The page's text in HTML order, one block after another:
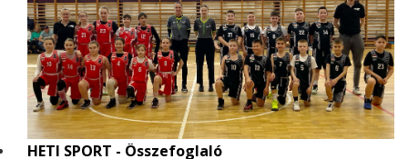
HETI SPORT - Összefoglaló